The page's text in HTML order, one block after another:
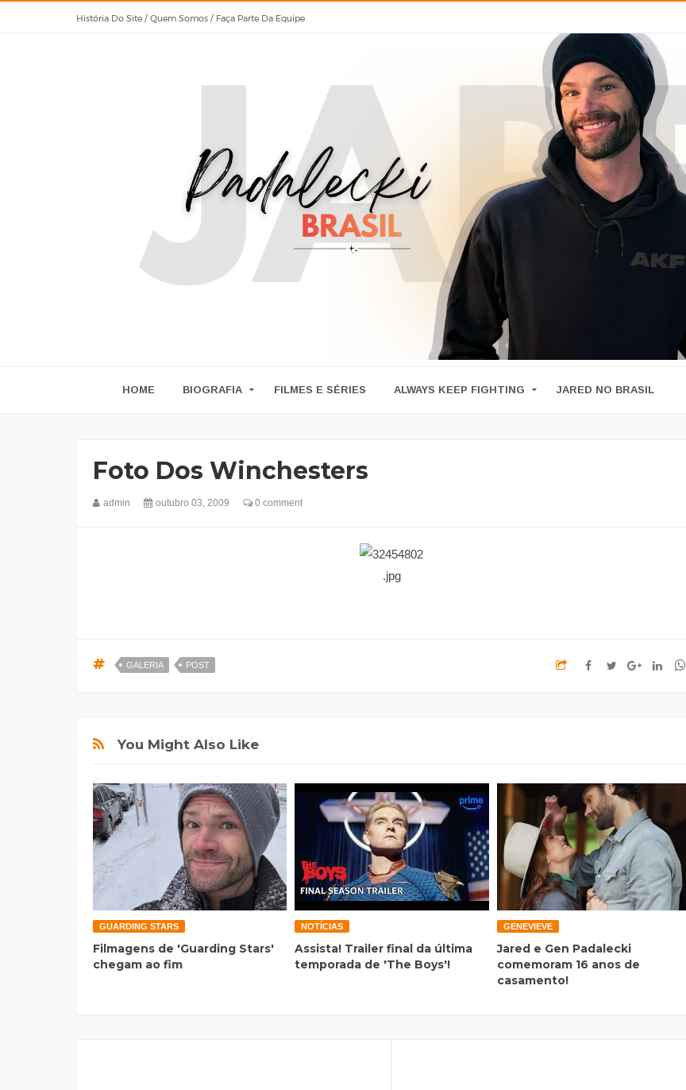
História Do Site / Quem Somos / Faça Parte Da Equipe
HOME BIOGRAFIA FILMES E SÉRIES ALWAYS KEEP FIGHTING JARED NO BRASIL
Foto Dos Winchesters
admin outubro 03, 2009 0 comment
GALERIA POST
You Might Also Like
GUARDING STARS
Filmagens de 'Guarding Stars'
chegam ao fim
NOTÍCIAS
Assista! Trailer final da última
temporada de 'The Boys'!
GENEVIEVE
Jared e Gen Padalecki
comemoram 16 anos de
casamento!